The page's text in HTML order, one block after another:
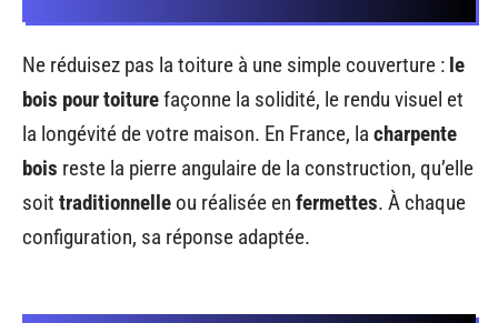
Ne réduisez pas la toiture à une simple couverture : le
bois pour toiturefaçonne la solidité, le rendu visuel et
la longévité de votre maison. En France, la charpente
bois reste la pierre angulaire de la construction, qu’elle
soit traditionnelle ou réalisée en fermettes. À chaque
configuration, sa réponse adaptée.